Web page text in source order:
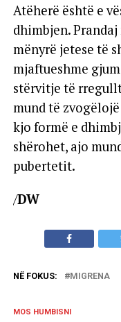
Atëherë është e
dhimbjen.
mënyrë jetese të
mjaftueshme
stërvitje të
mund të
kjo formë e
shërohet, ajo
pubertetit.
/DW
NË FOKUS: MIGRENA
MOS HUMBISNI